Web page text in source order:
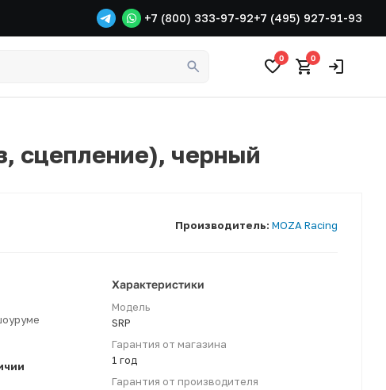
+7 (800) 333-97-92+7 (495) 927-91-93
0 0
сцепление), черный
Производитель: MOZA Racing
Характеристики
Модель
SRP
Гарантия от магазина
1 год
Гарантия от производителя